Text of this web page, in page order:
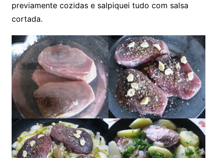
previamente cozidas e salpiquei tudo com salsa
cortada.